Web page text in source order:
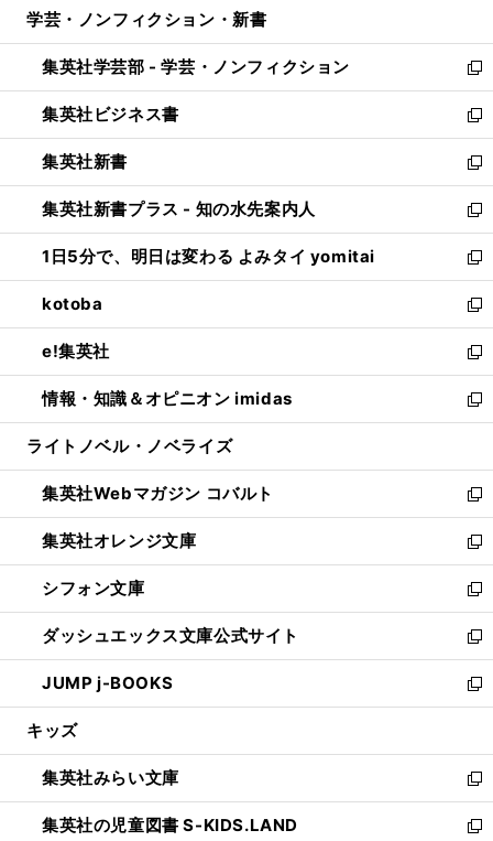
開
く
ウ
で
開
く
ン
ド
ウ
で
開
く
ウ
ィ
ン
ド
ウ
で
開
く
学芸・ノンフィクション・新書
集英社学芸部 - 学芸・ノンフィクション
新
し
い
ウ
ィ
ン
ド
ウ
で
開
く
集英社ビジネス書
新
し
い
ウ
ィ
ン
ド
ウ
で
開
く
集英社新書
新
し
い
ウ
ィ
ン
ド
ウ
で
開
く
集英社新書プラス - 知の水先案内人
新
し
い
ウ
ィ
ン
ド
ウ
で
開
1日5分で、明日は変わる よみタイ yomitai
新
し
い
ウ
ィ
ン
ド
ウ
開
く
kotoba
新
し
い
ウ
ィ
ン
ウ
で
開
く
e!集英社
新
し
い
ウ
ン
ド
ウ
で
開
く
情報・知識＆オピニオン imidas
新
し
ウ
ィ
ン
ド
ウ
で
開
く
ライトノベル・ノベライズ
集英社Webマガジン コバルト
新
し
い
ウ
ィ
ン
ド
ウ
で
開
集英社オレンジ文庫
新
し
い
ウ
ィ
ン
ド
ウ
開
く
シフォン文庫
新
し
い
ウ
ィ
ン
ウ
で
開
く
ダッシュエックス文庫公式サイト
新
し
い
ウ
ン
ド
ウ
で
JUMP j-BOOKS
新
し
ウ
ィ
ン
ド
キッズ
集英社みらい文庫
新
し
い
集英社の児童図書 S-KIDS.LAND
新